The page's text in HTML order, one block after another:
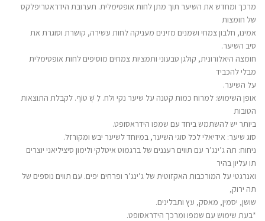
מרכך ומחדש את השיער תוך מתן לחות אופטימלית. תערובת הידראטריפלקס
של חומצות
אמינו, חלבון צמחי ושמנים מזינים מעניקה לחות עשירה, קושרת וסוגרת את
סיב השיער.
חומצה היאלורונית, קולגן טבעוני ותמציות צמחים מוסיפים לחות אופטימלית
מבלי להכביד
על השיער.
אופן השימוש: למרוח כמות קטנה על שיער נקי ולח. לִ שְׁ טוֹף. לקבלת התוצאות
הטובות
ביותר יש להשתמש ביחד עם שמפו הידראסופט.
סוג שיער: אידיאלי לכל סוגי השיער, במיוחד לשיער יבש ומקורזל.
ניחוח: תה ג’ינג’ר עם תווים רעננים של ברגמוט איטלקי ולימון סיציליאני יוצרים
תו עליון בהיר
ואנרגטי על המורכבות האקזוטית של ג’ינג’ר ופרחים יפים. עם תווים נוספים של
תה ירוק,
שושן, יסמין, מאסק, עץ ותבלינים.
*בעת שימוש עם שמפו ומרכך הידראסופט.